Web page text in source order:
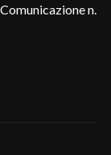
n.